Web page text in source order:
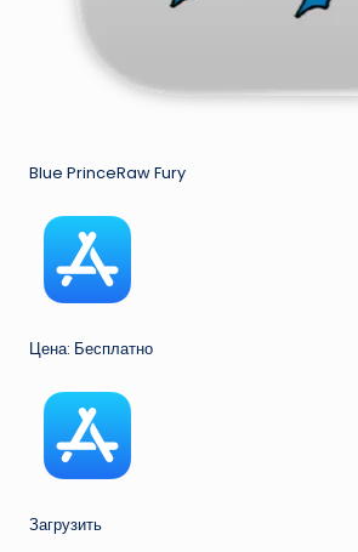
Blue PrinceRaw Fury
Цена: Бесплатно
Загрузить